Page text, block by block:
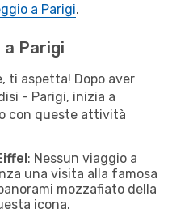
a Parigi.
a Parigi
ti aspetta! Dopo aver
- Parigi, inizia a
con queste attività
: Nessun viaggio a
una visita alla famosa
mozzafiato della
icona.